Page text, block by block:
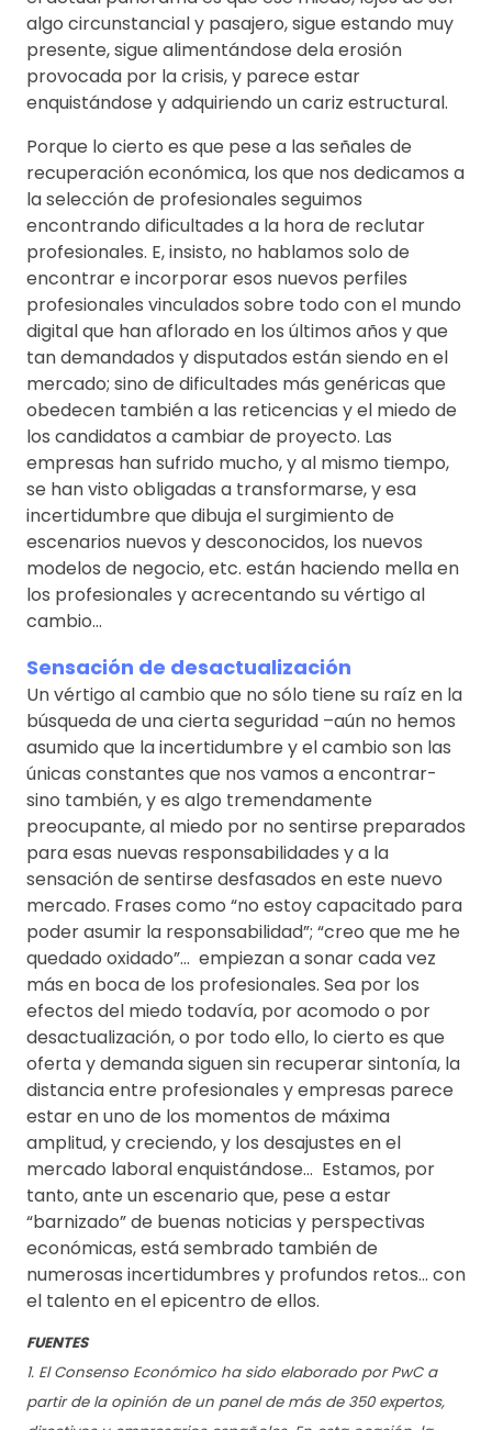
algo circunstancial y pasajero, sigue estando muy
presente, sigue alimentándose dela erosión
provocada por la crisis, y parece estar
enquistándose y adquiriendo un cariz estructural.
Porque lo cierto es que pese a las señales de
recuperación económica, los que nos dedicamos a
la selección de profesionales seguimos
encontrando dificultades a la hora de reclutar
profesionales. E, insisto, no hablamos solo de
encontrar e incorporar esos nuevos perfiles
profesionales vinculados sobre todo con el mundo
digital que han aflorado en los últimos años y que
tan demandados y disputados están siendo en el
mercado; sino de dificultades más genéricas que
obedecen también a las reticencias y el miedo de
los candidatos a cambiar de proyecto. Las
empresas han sufrido mucho, y al mismo tiempo,
se han visto obligadas a transformarse, y esa
incertidumbre que dibuja el surgimiento de
escenarios nuevos y desconocidos, los nuevos
modelos de negocio, etc. están haciendo mella en
los profesionales y acrecentando su vértigo al
cambio…
Sensación de desactualización
Un vértigo al cambio que no sólo tiene su raíz en la
búsqueda de una cierta seguridad –aún no hemos
asumido que la incertidumbre y el cambio son las
únicas constantes que nos vamos a encontrar-
sino también, y es algo tremendamente
preocupante, al miedo por no sentirse preparados
para esas nuevas responsabilidades y a la
sensación de sentirse desfasados en este nuevo
mercado. Frases como “no estoy capacitado para
poder asumir la responsabilidad”; “creo que me he
quedado oxidado”… empiezan a sonar cada vez
más en boca de los profesionales. Sea por los
efectos del miedo todavía, por acomodo o por
desactualización, o por todo ello, lo cierto es que
oferta y demanda siguen sin recuperar sintonía, la
distancia entre profesionales y empresas parece
estar en uno de los momentos de máxima
amplitud, y creciendo, y los desajustes en el
mercado laboral enquistándose… Estamos, por
tanto, ante un escenario que, pese a estar
“barnizado” de buenas noticias y perspectivas
económicas, está sembrado también de
numerosas incertidumbres y profundos retos… con
el talento en el epicentro de ellos.
FUENTES
1. El Consenso Económico ha sido elaborado por PwC a
partir de la opinión de un panel de más de 350 expertos,